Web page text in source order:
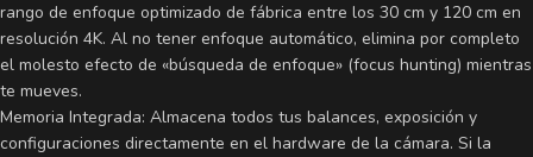
rango de enfoque optimizado de fábrica entre los 30 cm y 120 cm en
resolución 4K. Al no tener enfoque automático, elimina por completo
el molesto efecto de «búsqueda de enfoque» (focus hunting) mientras
te mueves.
Memoria Integrada: Almacena todos tus balances, exposición y
configuraciones directamente en el hardware de la cámara. Si la